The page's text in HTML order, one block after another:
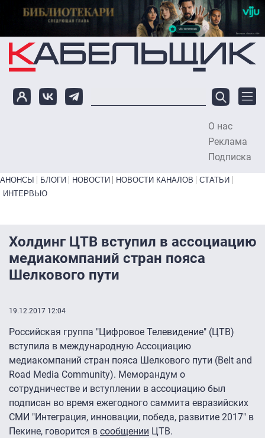
Перейти к основному содержанию
О нас
Реклама
Подписка
Primary links bottom
АНОНСЫ БЛОГИ НОВОСТИ НОВОСТИ КАНАЛОВ
СТАТЬИ
ИНТЕРВЬЮ
Холдинг ЦТВ вступил в ассоциацию
медиакомпаний стран пояса
Шелкового пути
19.12.2017 12:04
Российская группа "Цифровое Телевидение" (ЦТВ)
вступила в международную Ассоциацию
медиакомпаний стран пояса Шелкового пути (Belt and
Road Media Community). Меморандум о
сотрудничестве и вступлении в ассоциацию был
подписан во время ежегодного саммита евразийских
СМИ "Интеграция, инновации, победа, развитие 2017" в
Пекине, говорится в сообщении ЦТВ.